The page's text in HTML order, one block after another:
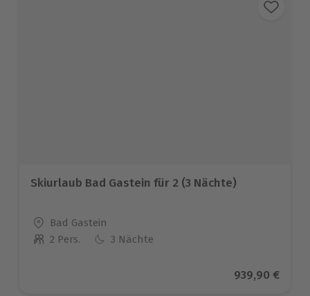
Skiurlaub Bad Gastein für 2 (3 Nächte)
Standort
Bad Gastein
Anzahl der Teilnehmer
2 Pers. 3 Nächte
Aktueller
939,90 €